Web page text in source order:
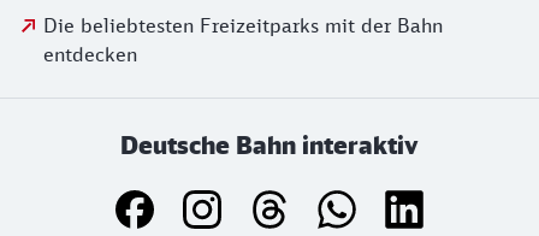
Die beliebtesten Freizeitparks mit der Bahn
entdecken
Deutsche Bahn interaktiv